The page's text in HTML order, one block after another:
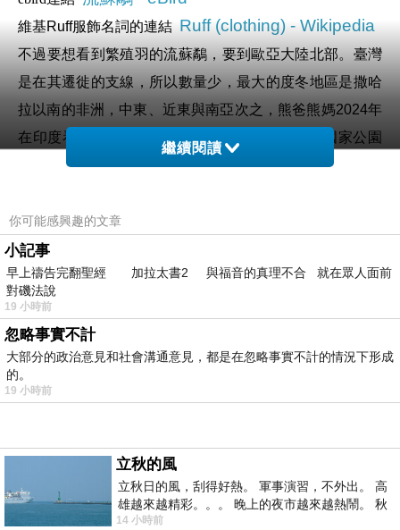
維基Ruff服飾名詞的連結 Ruff (clothing) - Wikipedia
不過要想看到繁殖羽的流蘇鷸，要到歐亞大陸北部。臺灣
是在其遷徙的支線，所以數量少，最大的度冬地區是撒哈
拉以南的非洲，中東、近東與南亞次之，熊爸熊媽2024年
在印度看到不少，不過距離還是沒有在
Amboseli國家公園
近，這張是車拍，完全不怕人。不過顏色與臺灣與印度的
上一篇：
下一篇：673-非洲琵鷺
繼續閱讀
你可能感興趣的文章
小記事
早上禱告完翻聖經 加拉太書2 與福音的真理不合 就在眾人面前
對磯法說
19 小時前
忽略事實不計
大部分的政治意見和社會溝通意見，都是在忽略事實不計的情況下形成
的。
19 小時前
立秋的風
立秋日的風，刮得好熱。 軍事演習，不外出。 高
雄越來越精彩。。。 晚上的夜市越來越熱鬧。 秋
天的風刮得很熱 夜遊消暑熱。。。
14 小時前